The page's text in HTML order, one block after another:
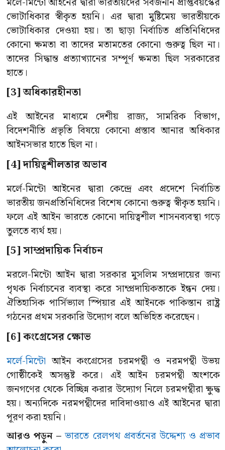
ভােটাধিকার স্বীকৃত হয়নি। এর দ্বারা মুষ্টিমেয় ভারতীয়কে
ভােটাধিকার দেওয়া হয়। তা ছাড়া নির্বাচিত প্রতিনিধিদের
কোনাে ক্ষমতা বা তাদের মতামতের কোনাে গুরুত্ব ছিল না।
তাদের সিদ্ধান্ত প্রত্যাখ্যানের সম্পূর্ণ ক্ষমতা ছিল সরকারের
হাতে।
[3] অধিকারহীনতা
এই আইনের মাধ্যমে দেশীয় রাজ্য, সামরিক বিভাগ,
বিদেশনীতি প্রভৃতি বিষয়ে কোনাে প্রস্তাব আনার অধিকার
আইনসভার হাতে ছিল না।
[4] দায়িত্বশীলতার অভাব
মর্লে-মিন্টো আইনের দ্বারা কেন্দ্রে এবং প্রদেশে নির্বাচিত
ভারতীয় জনপ্রতিনিধিদের বিশেষ কোনাে গুরুত্ব স্বীকৃত হয়নি।
ফলে এই আইন ভারতে কোনাে দায়িত্বশীল শাসনব্যবস্থা গড়ে
তুলতে ব্যর্থ হয়।
[5] সাম্প্রদায়িক নির্বাচন
মরলে-মিন্টো আইন দ্বারা সরকার মুসলিম সম্প্রদায়ের জন্য
পৃথক নির্বাচনের ব্যবস্থা করে সাম্প্রদায়িকতাকে ইন্ধন দেয়।
ঐতিহাসিক পার্সিভ্যাল স্পিয়ার এই আইনকে পাকিস্তান রাষ্ট্র
গঠনের প্রথম সরকারি উদ্যোগ বলে অভিহিত করেছেন।
[6] কংগ্রেসের ক্ষোভ
মর্লে-মিন্টো আইন কংগ্রেসের চরমপন্থী ও নরমপন্থী উভয়
গােষ্ঠীকেই অসন্তুষ্ট করে। এই আইন চরমপন্থী অংশকে
জনগণের থেকে বিচ্ছিন্ন করার উদ্যোগ নিলে চরমপন্থীরা ক্ষুদ্ধ
হয়। অন্যদিকে নরমপন্থীদের দাবিদাওয়াও এই আইনের দ্বারা
পূরণ করা হয়নি।
আরও পড়ুন – ভারতে রেলপথ প্রবর্তনের উদ্দেশ্য ও প্রভাব